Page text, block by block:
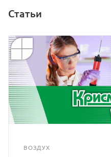
Статьи
ВОЗДУХ